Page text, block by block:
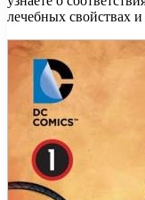
лечебных свойствах